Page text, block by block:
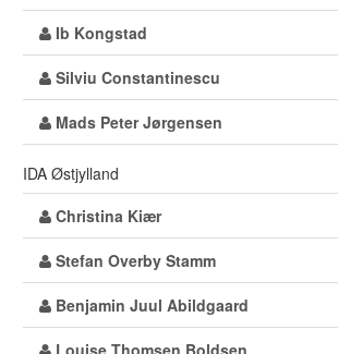
Ib Kongstad
Silviu Constantinescu
Mads Peter Jørgensen
IDA Østjylland
Christina Kiær
Stefan Overby Stamm
Benjamin Juul Abildgaard
Louise Thomsen Boldsen